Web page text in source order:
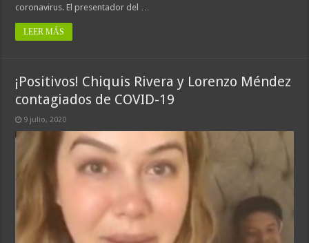
coronavirus. El presentador del …
LEER MÁS
¡Positivos! Chiquis Rivera y Lorenzo Méndez
contagiados de COVID-19
9 julio, 2020